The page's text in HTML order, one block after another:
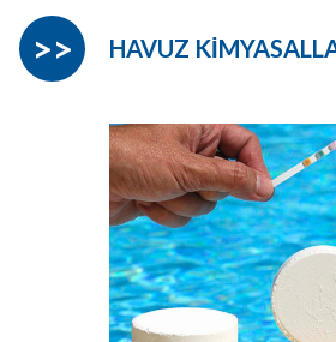
HAVUZ
>>